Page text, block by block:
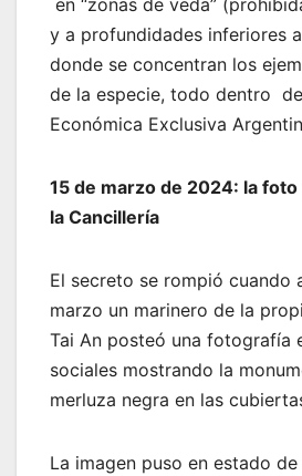
en “zonas de veda”
y a profundidades inferiores
donde se concentran los
de la especie, todo dentro
Económica Exclusiva
15 de marzo de 2024: la
la Cancillería
El secreto se rompió cuando
marzo un marinero de la
Tai An posteó una fotografía
sociales mostrando la
merluza negra en las
La imagen puso en estado